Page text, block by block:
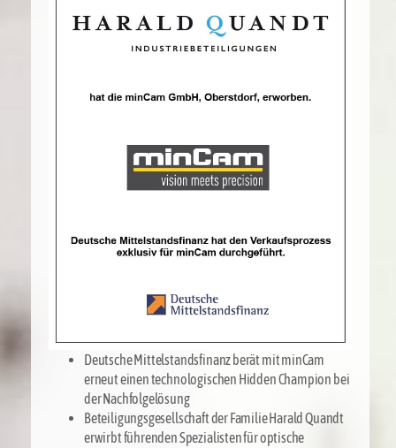
Deutsche Mittelstandsfinanz berät mit minCam
erneut einen technologischen Hidden Champion bei
der Nachfolgelösung
Beteiligungsgesellschaft der Familie Harald Quandt
erwirbt führenden Spezialisten für optische